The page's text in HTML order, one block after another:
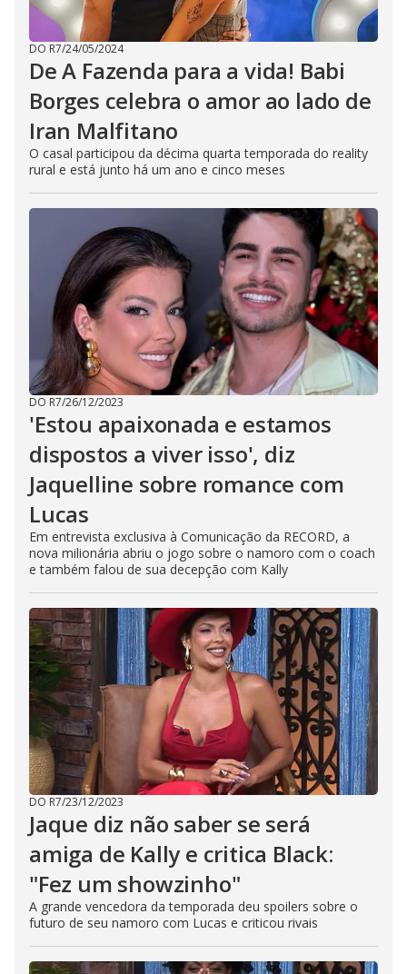
DO R7/24/05/2024
De A Fazenda para a vida! Babi
Borges celebra o amor ao lado de
Iran Malfitano
O casal participou da décima quarta temporada do reality
rural e está junto há um ano e cinco meses
DO R7/26/12/2023
'Estou apaixonada e estamos
dispostos a viver isso', diz
Jaquelline sobre romance com
Lucas
Em entrevista exclusiva à Comunicação da RECORD, a
nova milionária abriu o jogo sobre o namoro com o coach
e também falou de sua decepção com Kally
DO R7/23/12/2023
Jaque diz não saber se será
amiga de Kally e critica Black:
"Fez um showzinho"
A grande vencedora da temporada deu spoilers sobre o
futuro de seu namoro com Lucas e criticou rivais